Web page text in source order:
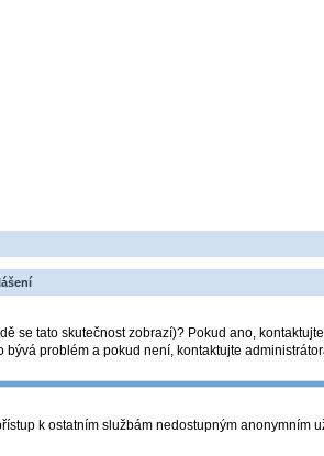
tato skutečnost zobrazí)? Pokud ano,
problém a pokud není, kontaktujte
k ostatním službám nedostupným anonymním